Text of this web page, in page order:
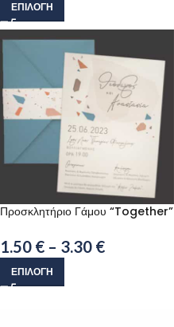
ΕΠΙΛΟΓΉ
Προσκλητήριο Γάμου “Together”
1.50 € – 3.30 €
ΕΠΙΛΟΓΉ